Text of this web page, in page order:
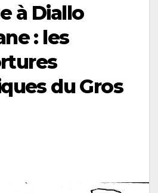
à Diallo
: les
du Gros